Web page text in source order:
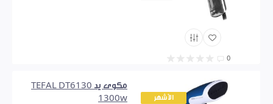
0
الأشهر
مكوى يد TEFAL DT6130
1300w